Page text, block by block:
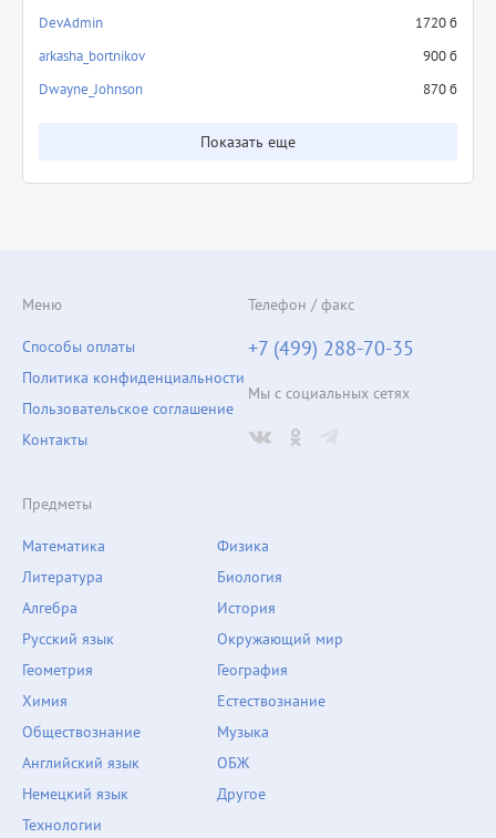
DevAdmin
1720 б
arkasha_bortnikov
900 б
Dwayne_Johnson
870 б
Показать еще
Предметы
Математика
Литература
Алгебра
Русский язык
Геометрия
Химия
Физика
Биология
История
Окружающий мир
География
Естествознание
Обществознание
Английский язык
Немецкий язык
Технологии
Музыка
ОБЖ
Другое
Меню
Способы оплаты
Политика конфиденциальности
Пользовательское соглашение
Контакты
Телефон / факс
+7 (499) 288-70-35
Мы с социальных сетях